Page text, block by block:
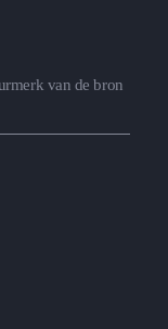
van de bron